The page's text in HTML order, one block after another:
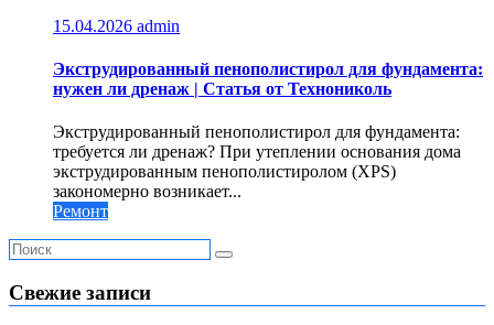
15.04.2026 admin
Экструдированный пенополистирол для фундамента:
нужен ли дренаж | Статья от Технониколь
Экструдированный пенополистирол для фундамента:
требуется ли дренаж? При утеплении основания дома
экструдированным пенополистиролом (XPS)
закономерно возникает...
Ремонт
Свежие записи